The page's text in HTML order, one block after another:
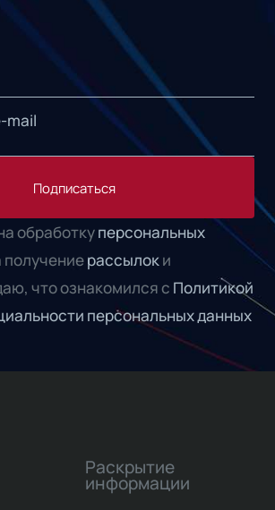
Подписаться
обработкуперсональных
получениерассылоки
что ознакомился с Политикой
персональных данных
Раскрытие
информации